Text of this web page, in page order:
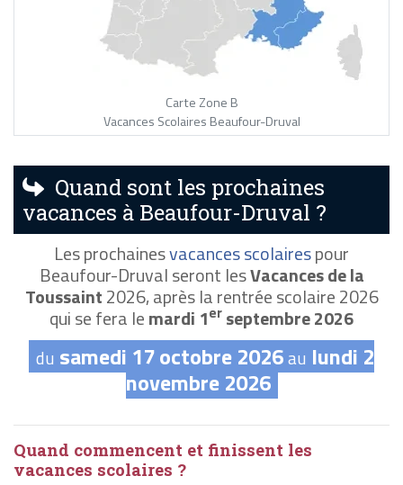
Carte Zone B
Vacances Scolaires Beaufour-Druval
Quand sont les prochaines
vacances à Beaufour-Druval ?
Les prochainesvacances scolairespour
Beaufour-Druval seront lesVacances de la
Toussaint2026, après la rentrée scolaire 2026
qui se fera lemardi 1er septembre 2026
du samedi 17 octobre 2026au lundi 2
novembre 2026
Quand commencent et finissent les
vacances scolaires ?